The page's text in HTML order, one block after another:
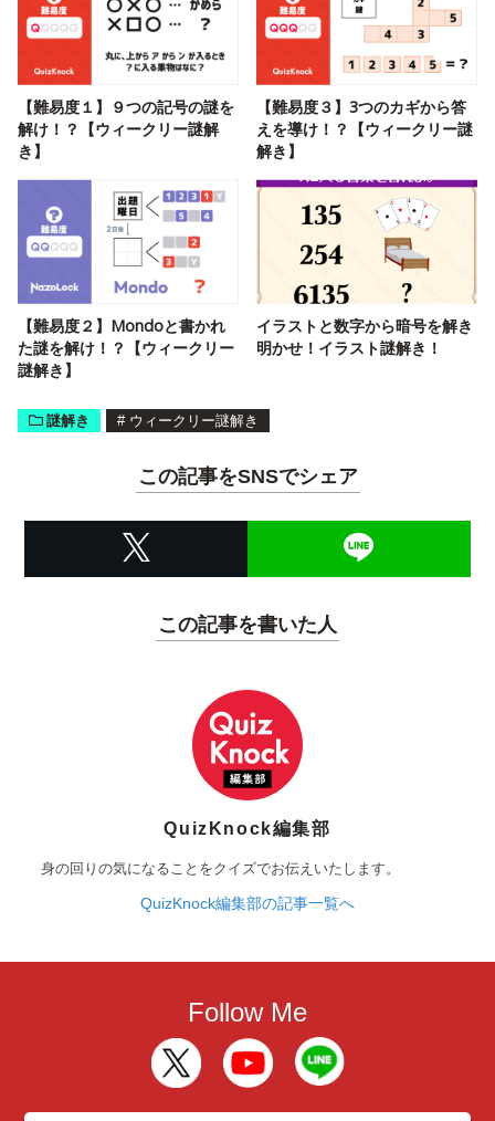
【難易度１】９つの記号の謎を
解け！？【ウィークリー謎解
き】
【難易度３】3つのカギから答
えを導け！？【ウィークリー謎
解き】
【難易度２】Mondoと書かれ
た謎を解け！？【ウィークリー
謎解き】
イラストと数字から暗号を解き
明かせ！イラスト謎解き！
謎解き # ウィークリー謎解き
この記事をSNSでシェア
この記事を書いた人
QuizKnock編集部
身の回りの気になることをクイズでお伝えいたします。
QuizKnock編集部の記事一覧へ
Follow Me